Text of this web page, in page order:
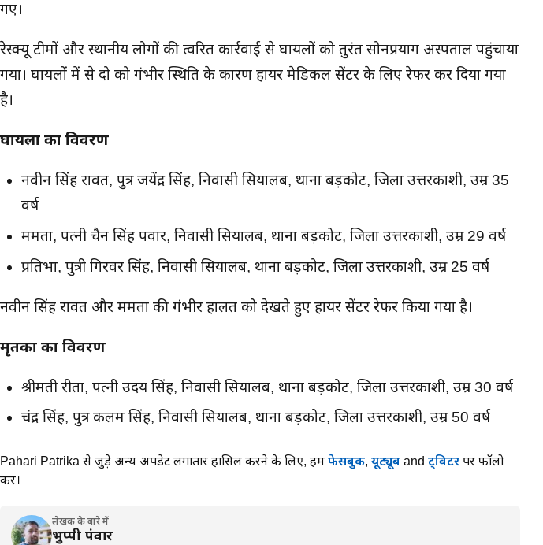
गए।
रेस्क्यू टीमों और स्थानीय लोगों की त्वरित कार्रवाई से घायलों को तुरंत सोनप्रयाग अस्पताल पहुंचाया
गया। घायलों में से दो को गंभीर स्थिति के कारण हायर मेडिकल सेंटर के लिए रेफर कर दिया गया
है।
घायलों का विवरण
नवीन सिंह रावत, पुत्र जयेंद्र सिंह, निवासी सियालब, थाना बड़कोट, जिला उत्तरकाशी, उम्र 35
वर्ष
ममता, पत्नी चैन सिंह पवार, निवासी सियालब, थाना बड़कोट, जिला उत्तरकाशी, उम्र 29 वर्ष
प्रतिभा, पुत्री गिरवर सिंह, निवासी सियालब, थाना बड़कोट, जिला उत्तरकाशी, उम्र 25 वर्ष
नवीन सिंह रावत और ममता की गंभीर हालत को देखते हुए हायर सेंटर रेफर किया गया है।
मृतकों का विवरण
श्रीमती रीता, पत्नी उदय सिंह, निवासी सियालब, थाना बड़कोट, जिला उत्तरकाशी, उम्र 30 वर्ष
चंद्र सिंह, पुत्र कलम सिंह, निवासी सियालब, थाना बड़कोट, जिला उत्तरकाशी, उम्र 50 वर्ष
Pahari Patrika से जुड़े अन्य अपडेट लगातार हासिल करने के लिए, हमें फेसबुक, यूट्यूब and ट्विटर पर फॉलो
करें।
लेखक के बारे में
भुप्पी पंवार